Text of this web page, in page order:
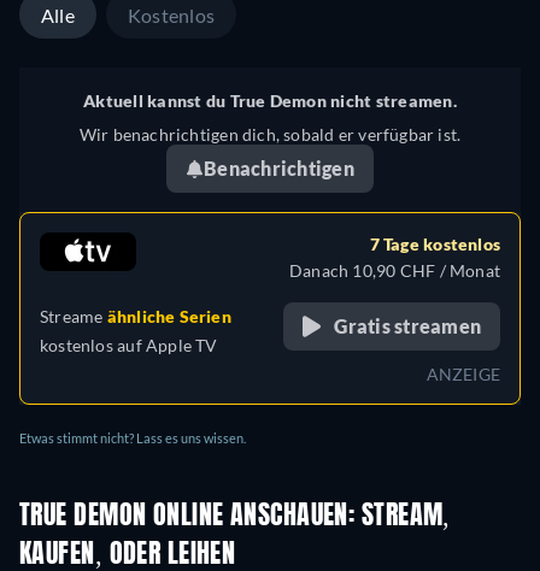
Alle Kostenlos
Aktuell kannst du True Demon nicht streamen.
Wir benachrichtigen dich, sobald er verfügbar ist.
Benachrichtigen
Streame ähnliche Serien
kostenlos aufApple TV
7 Tage kostenlos
Danach 10,90 CHF / Monat
Gratis streamen
ANZEIGE
Etwas stimmt nicht? Lass es uns wissen.
TRUE DEMON ONLINE ANSCHAUEN: STREAM,
KAUFEN, ODER LEIHEN